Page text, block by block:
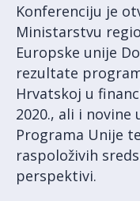
Konferenciju je
Ministarstvu
Europske unije
rezultate
Hrvatskoj u
2020., ali i novine
Programa Unije
raspoloživih
perspektivi.